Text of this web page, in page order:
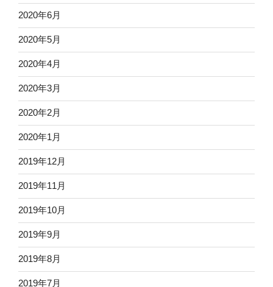
2020年6月
2020年5月
2020年4月
2020年3月
2020年2月
2020年1月
2019年12月
2019年11月
2019年10月
2019年9月
2019年8月
2019年7月